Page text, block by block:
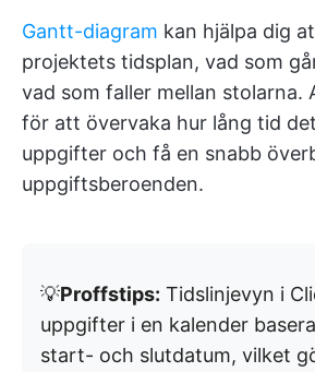
Gantt-diagram kan hjälpa dig
projektets tidsplan, vad som
vad som faller mellan stolarna.
för att övervaka hur lång tid
uppgifter och få en snabb
uppgiftsberoenden.
💡Proffstips: Tidslinjevyn i
uppgifter i en kalender
start- och slutdatum, vilket